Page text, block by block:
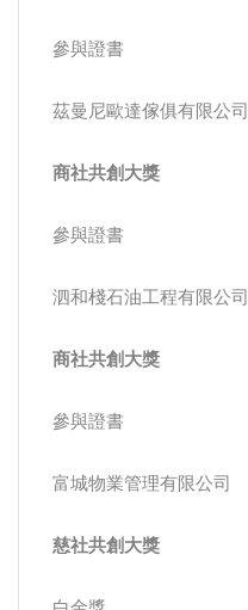
參與證書
茲曼尼歐達傢俱有限公司
商社共創大獎
參與證書
泗和棧石油工程有限公司
商社共創大獎
參與證書
富城物業管理有限公司
慈社共創大獎